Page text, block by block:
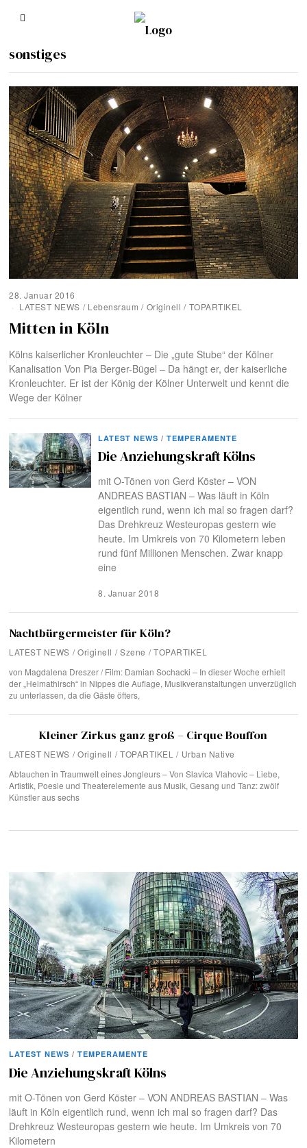
sonstiges
28. Januar 2016
LATEST NEWS / Lebensraum / Originell / TOPARTIKEL
Mitten in Köln
Kölns kaiserlicher Kronleuchter – Die „gute Stube“ der Kölner
Kanalisation Von Pia Berger-Bügel – Da hängt er, der kaiserliche
Kronleuchter. Er ist der König der Kölner Unterwelt und kennt die
Wege der Kölner
LATEST NEWS / TEMPERAMENTE
Die Anziehungskraft Kölns
mit O-Tönen von Gerd Köster – VON
ANDREAS BASTIAN – Was läuft in Köln
eigentlich rund, wenn ich mal so fragen darf?
Das Drehkreuz Westeuropas gestern wie
heute. Im Umkreis von 70 Kilometern leben
rund fünf Millionen Menschen. Zwar knapp
eine
8. Januar 2018
Nachtbürgermeister für Köln?
LATEST NEWS / Originell / Szene / TOPARTIKEL
von Magdalena Dreszer / Film: Damian Sochacki – In dieser Woche erhielt
der „Heimathirsch“ in Nippes die Auflage, Musikveranstaltungen unverzüglich
zu unterlassen, da die Gäste öfters,
Kleiner Zirkus ganz groß – Cirque Bouffon
LATEST NEWS / Originell / TOPARTIKEL / Urban Native
Abtauchen in Traumwelt eines Jongleurs – Von Slavica Vlahovic – Liebe,
Artistik, Poesie und Theaterelemente aus Musik, Gesang und Tanz: zwölf
Künstler aus sechs
LATEST NEWS / TEMPERAMENTE
Die Anziehungskraft Kölns
mit O-Tönen von Gerd Köster – VON ANDREAS BASTIAN – Was
läuft in Köln eigentlich rund, wenn ich mal so fragen darf? Das
Drehkreuz Westeuropas gestern wie heute. Im Umkreis von 70
Kilometern